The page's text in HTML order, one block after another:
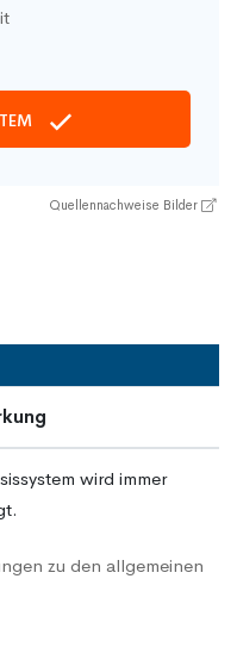
Quellennachweise Bilder
wird immer
zu den allgemeinen